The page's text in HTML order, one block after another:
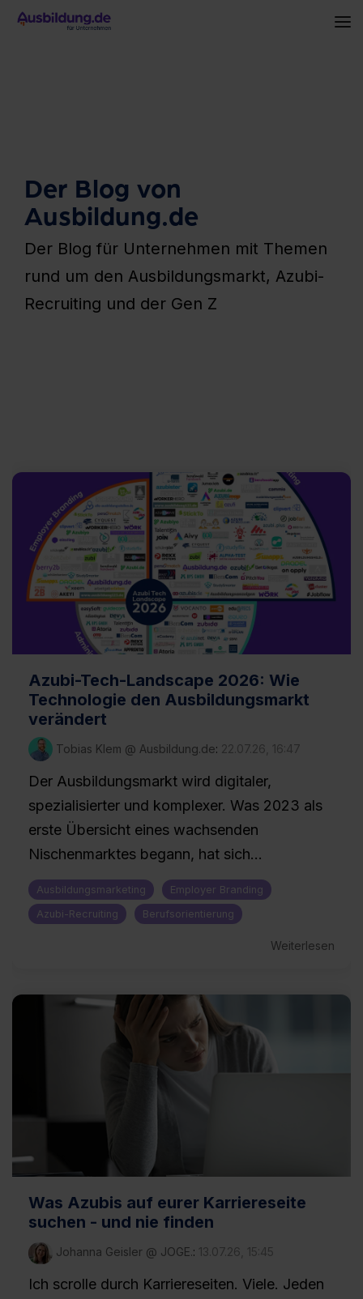
Der Blog von
Ausbildung.de
Der Blog für Unternehmen mit Themen
rund um den Ausbildungsmarkt, Azubi-
Recruiting und der Gen Z
Azubi-Tech-Landscape 2026: Wie
Technologie den Ausbildungsmarkt
verändert
Tobias Klem @ Ausbildung.de: 22.07.26, 16:47
Der Ausbildungsmarkt wird digitaler,
spezialisierter und komplexer. Was 2023 als
erste Übersicht eines wachsenden
Nischenmarktes begann, hat sich...
Ausbildungsmarketing
Employer Branding
Azubi-Recruiting
Berufsorientierung
Weiterlesen
Was Azubis auf eurer Karriereseite
suchen - und nie finden
Johanna Geisler @ JOGE.: 13.07.26, 15:45
Ich scrolle durch Karriereseiten. Viele. Jeden